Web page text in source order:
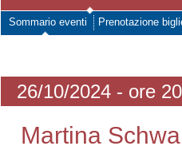
Sommario eventi Prenotazione
26/10/2024 - ore
Martina